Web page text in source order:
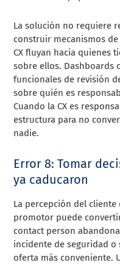
La solución no requiere
construir mecanismos
CX fluyan hacia quienes
sobre ellos. Dashboards
funcionales de revisión
sobre quién es
Cuando la CX es
estructura para no
nadie.
Error 8: Tomar
ya caducaron
La percepción del cliente
promotor puede
contact person
incidente de seguridad
oferta más conveniente.